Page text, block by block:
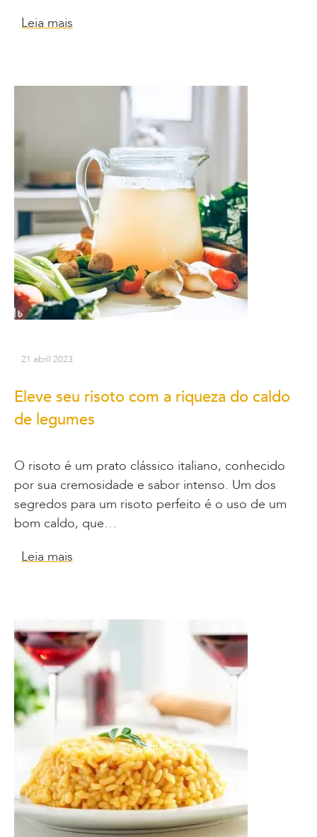
Leia mais
21 abril 2023
Eleve seu risoto com a riqueza do caldo
de legumes
O risoto é um prato clássico italiano, conhecido
por sua cremosidade e sabor intenso. Um dos
segredos para um risoto perfeito é o uso de um
bom caldo, que…
Leia mais